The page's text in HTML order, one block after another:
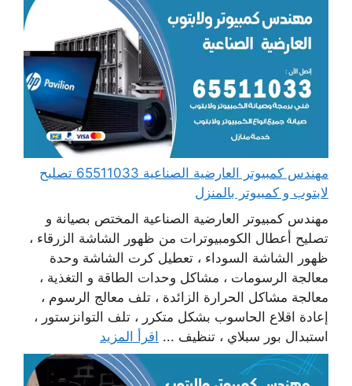
مهندس كمبيوتر العارضية الصناعية 65511033 تصليح
لابتوب و كمبيوتر بالمنزل
مهندس كمبيوتر العارضية الصناعية المختص بصيانة و
تصليح أعطال الكومبيوترات من ظهور الشاشة الزرقاء ،
ظهور الشاشة السوداء ، تعطيل كرت الشاشة وحدة
معالجة الرسومات ، مشاكل وحدات الطاقة و التغذية ،
معالجة مشاكل الحرارة الزائدة ، تلف معالج الرسوم ،
إعادة اقلاع الحاسوب بشكل متكرر ، تلف التوانزستور ،
استبدال بور سبلاي ، تنظيف ... اقرأ المزيد